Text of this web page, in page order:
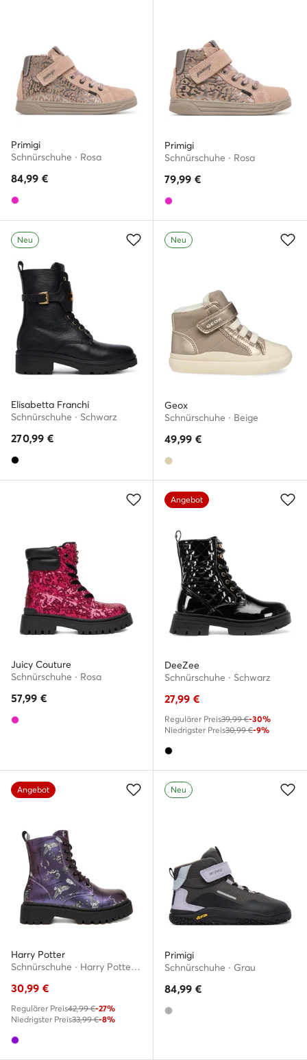
Primigi
Schnürschuhe · Rosa
84,99 €
Primigi
Schnürschuhe · Rosa
79,99 €
Neu
Elisabetta Franchi
Schnürschuhe · Schwarz
270,99 €
Neu
Geox
Schnürschuhe · Beige
49,99 €
Juicy Couture
Schnürschuhe · Rosa
57,99 €
Angebot
DeeZee
Schnürschuhe · Schwarz
27,99 €
Regulärer Preis39,99 €-30%
Niedrigster Preis30,99 €-9%
Angebot
Harry Potter
Schnürschuhe · Harry Potter · Violett
30,99 €
Regulärer Preis42,99 €-27%
Niedrigster Preis33,99 €-8%
Neu
Primigi
Schnürschuhe · Grau
84,99 €